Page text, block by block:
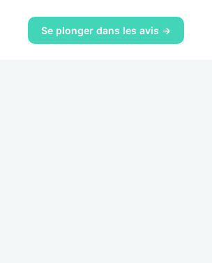
Se plonger dans les avis →